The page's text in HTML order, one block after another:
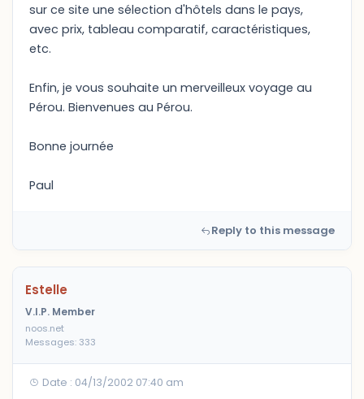
sur ce site une sélection d'hôtels dans le pays,
avec prix, tableau comparatif, caractéristiques,
etc.
Enfin, je vous souhaite un merveilleux voyage au
Pérou. Bienvenues au Pérou.
Bonne journée
Paul
Reply to this message
Estelle
V.I.P. Member
noos.net
Messages: 333
Date : 04/13/2002 07:40 am